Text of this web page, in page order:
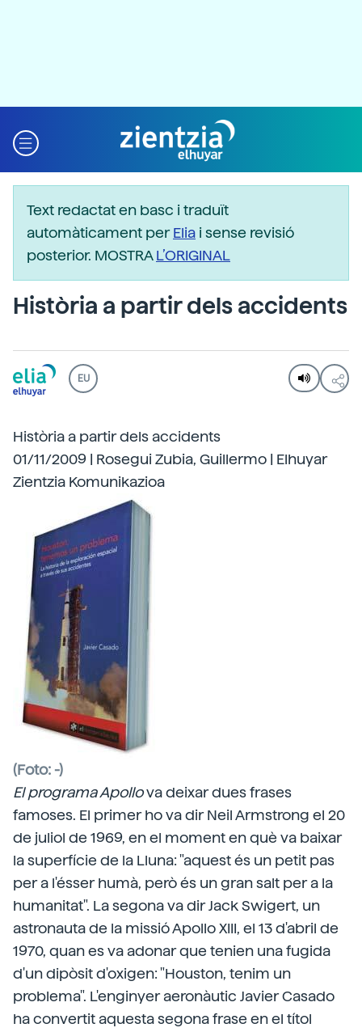
Text redactat en basc i traduït
automàticament perElia i sense revisió
posterior. MOSTRAL’ORIGINAL
Història a partir dels accidents
EU
Història a partir dels accidents
01/11/2009 | Rosegui Zubia, Guillermo | Elhuyar
Zientzia Komunikazioa
(Foto: -)
El programa Apollova deixar dues frases
famoses. El primer ho va dir Neil Armstrong el 20
de juliol de 1969, en el moment en què va baixar
la superfície de la Lluna: "aquest és un petit pas
per a l'ésser humà, però és un gran salt per a la
humanitat". La segona va dir Jack Swigert, un
astronauta de la missió Apollo XIII, el 13 d'abril de
1970, quan es va adonar que tenien una fugida
d'un dipòsit d'oxigen: "Houston, tenim un
problema". L'enginyer aeronàutic Javier Casado
ha convertit aquesta segona frase en el títol